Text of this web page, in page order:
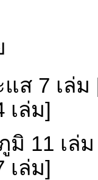
ส 7 เล่
เล่ม]
11 เล่
เล่ม]